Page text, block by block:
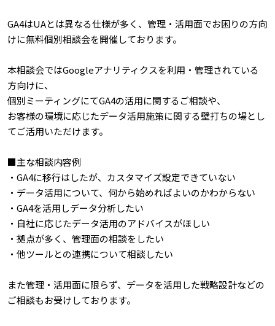
GA4はUAとは異なる仕様が多く、管理・活用面でお困りの方向
けに無料個別相談会を開催しております。
本相談会ではGoogleアナリティクスを利用・管理されている
方向けに、
個別ミーティングにてGA4の活用に関するご相談や、
お客様の環境に応じたデータ活用施策に関する壁打ちの場とし
てご活用いただけます。
■主な相談内容例
・GA4に移行はしたが、カスタマイズ設定できていない
・データ活用について、何から始めればよいのかわからない
・GA4を活用しデータ分析したい
・自社に応じたデータ活用のアドバイスがほしい
・拠点が多く、管理面の相談をしたい
・他ツールとの連携について相談したい
また管理・活用面に限らず、データを活用した戦略設計などの
ご相談もお受けしております。